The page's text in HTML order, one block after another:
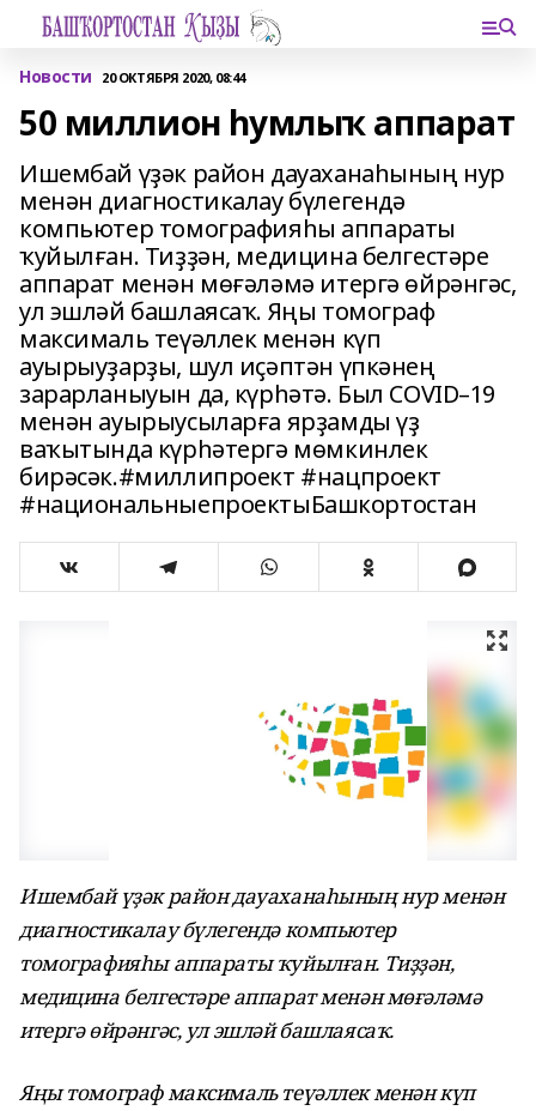
Новости 20 ОКТЯБРЯ 2020, 08:44
50 миллион һумлыҡ аппарат
Ишембай үҙәк район дауаханаһының нур
менән диагностикалау бүлегендә
компьютер томографияһы аппараты
ҡуйылған. Тиҙҙән, медицина белгестәре
аппарат менән мөғәләмә итергә өйрәнгәс,
ул эшләй башлаясаҡ. Яңы томограф
максималь теүәллек менән күп
ауырыуҙарҙы, шул иҫәптән үпкәнең
зарарланыуын да, күрһәтә. Был COVID–19
менән ауырыусыларға ярҙамды үҙ
ваҡытында күрһәтергә мөмкинлек
бирәсәк.#миллипроект #нацпроект
#национальныепроектыБашкортостан
Ишембай үҙәк район дауаханаһының нур менән
диагностикалау бүлегендә компьютер
томографияһы аппараты ҡуйылған. Тиҙҙән,
медицина белгестәре аппарат менән мөғәләмә
итергә өйрәнгәс, ул эшләй башлаясаҡ.
Яңы томограф максималь теүәллек менән күп